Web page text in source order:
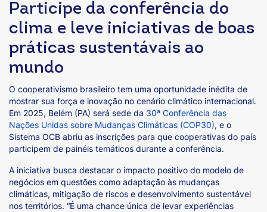
Participe da conferência do
clima e leve iniciativas de boas
práticas sustentávais ao
mundo
O cooperativismo brasileiro tem uma oportunidade inédita de
mostrar sua força e inovação no cenário climático internacional.
Em 2025, Belém (PA) será sede da 30ª Conferência das
Nações Unidas sobre Mudanças Climáticas (COP30), e o
Sistema OCB abriu as inscrições para que cooperativas do país
participem de painéis temáticos durante a conferência.
A iniciativa busca destacar o impacto positivo do modelo de
negócios em questões como adaptação às mudanças
climáticas, mitigação de riscos e desenvolvimento sustentável
nos territórios. “É uma chance única de levar experiências